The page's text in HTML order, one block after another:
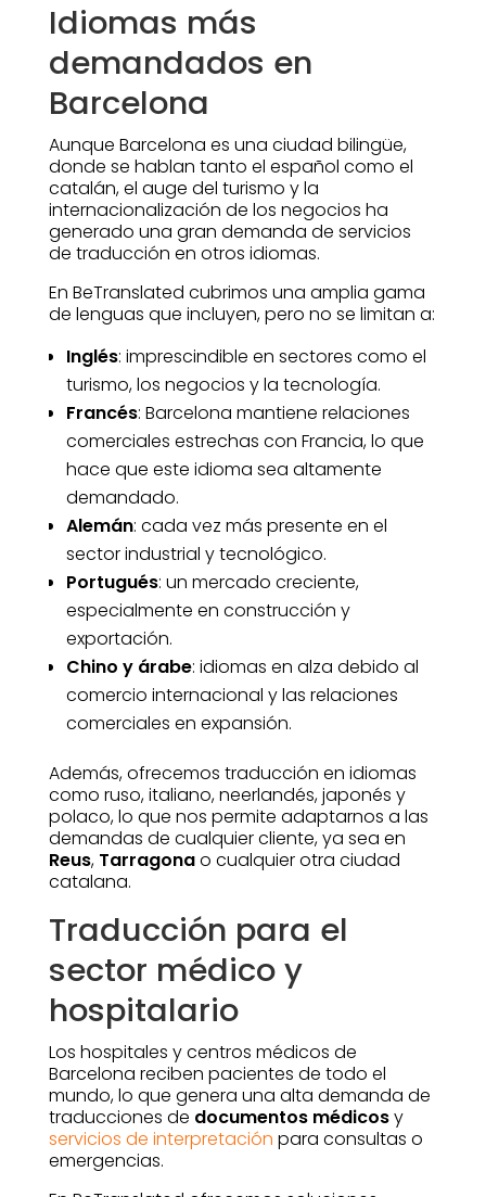
Idiomas más
demandados en
Barcelona
Aunque Barcelona es una ciudad bilingüe,
donde se hablan tanto el español como el
catalán, el auge del turismo y la
internacionalización de los negocios ha
generado una gran demanda de servicios
de traducción en otros idiomas.
En BeTranslated cubrimos una amplia gama
de lenguas que incluyen, pero no se limitan a:
Inglés: imprescindible en sectores como el
turismo, los negocios y la tecnología.
Francés: Barcelona mantiene relaciones
comerciales estrechas con Francia, lo que
hace que este idioma sea altamente
demandado.
Alemán: cada vez más presente en el
sector industrial y tecnológico.
Portugués: un mercado creciente,
especialmente en construcción y
exportación.
Chino y árabe: idiomas en alza debido al
comercio internacional y las relaciones
comerciales en expansión.
Además, ofrecemos traducción en idiomas
como ruso, italiano, neerlandés, japonés y
polaco, lo que nos permite adaptarnos a las
demandas de cualquier cliente, ya sea en
Reus, Tarragonao cualquier otra ciudad
catalana.
Traducción para el
sector médico y
hospitalario
Los hospitales y centros médicos de
Barcelona reciben pacientes de todo el
mundo, lo que genera una alta demanda de
traducciones de documentos médicosy
servicios de interpretación para consultas o
emergencias.